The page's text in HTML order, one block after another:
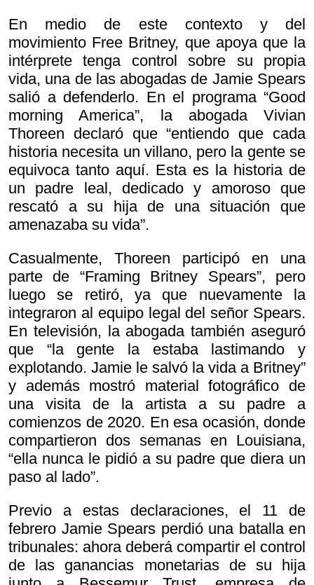
En medio de este contexto y del
movimiento Free Britney, que apoya que la
intérprete tenga control sobre su propia
vida, una de las abogadas de Jamie Spears
salió a defenderlo. En el programa “Good
morning America”, la abogada Vivian
Thoreen declaró que “entiendo que cada
historia necesita un villano, pero la gente se
equivoca tanto aquí. Esta es la historia de
un padre leal, dedicado y amoroso que
rescató a su hija de una situación que
amenazaba su vida”.
Casualmente, Thoreen participó en una
parte de “Framing Britney Spears”, pero
luego se retiró, ya que nuevamente la
integraron al equipo legal del señor Spears.
En televisión, la abogada también aseguró
que “la gente la estaba lastimando y
explotando. Jamie le salvó la vida a Britney”
y además mostró material fotográfico de
una visita de la artista a su padre a
comienzos de 2020. En esa ocasión, donde
compartieron dos semanas en Louisiana,
“ella nunca le pidió a su padre que diera un
paso al lado”.
Previo a estas declaraciones, el 11 de
febrero Jamie Spears perdió una batalla en
tribunales: ahora deberá compartir el control
de las ganancias monetarias de su hija